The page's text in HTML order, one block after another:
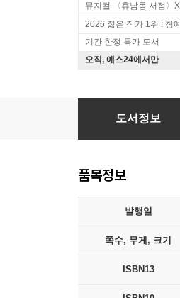
2026 젊은 작가 1위 : 청예
기간 한정 특가 도서
오직, 예스24에서만
혹성 탈출
도서정보
품목정보
발행일
쪽수, 무게, 크기
ISBN13